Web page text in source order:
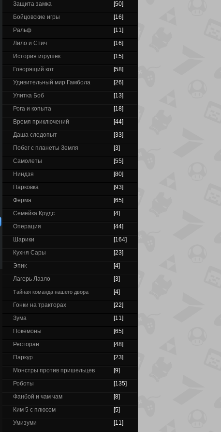
Защита замка
[50]
Бойцовские игры
[16]
Ральф
[11]
Лило и Стич
[16]
История игрушек
[15]
Говорящий кот
[58]
Удивительный мир Гамбола
[26]
Улитка Боб
[13]
Рога и копыта
[18]
Время приключений
[44]
Даша следопыт
[33]
Побег с планеты Земля
[3]
Самолеты
[55]
Ниндзя
[80]
Парковка
[93]
Ферма
[65]
Семейка Крудс
[4]
Операция
[44]
Шарики
[164]
Кухня Сары
[23]
Эпик
[4]
Лагерь Лазло
[3]
Тайная команда нашего двора
[4]
Гонки на тракторах
[22]
Зума
[11]
Покемоны
[65]
Ресторан
[48]
Паркур
[23]
Монстры против пришельцев
[9]
Роботы
[135]
Фанбой и чам чам
[8]
Ким 5 с плюсом
[5]
Умизуми
[11]